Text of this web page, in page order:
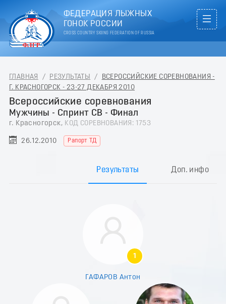
ФЕДЕРАЦИЯ ЛЫЖНЫХ
ГОНОК РОССИИ
CROSS COUNTRY SKIING FEDERATION OF RUSSIA
ГЛАВНАЯ / РЕЗУЛЬТАТЫ /
ВСЕРОССИЙСКИЕ СОРЕВНОВАНИЯ -
Г. КРАСНОГОРСК - 23-27 ДЕКАБРЯ 2010
Всероссийские соревнования
Мужчины - Спринт СВ - Финал
г. Красногорск, КОД СОРЕВНОВАНИЯ: 1753
26.12.2010 Рапорт ТД
Результаты Доп. инфо
1
ГАФАРОВ Антон